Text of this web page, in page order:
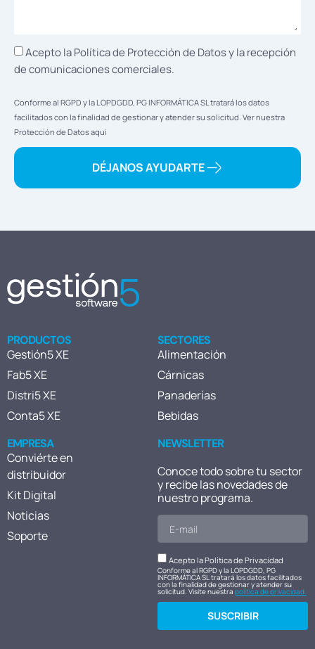
Acepto la Política de Protección de Datosy la recepción
de comunicaciones comerciales.
Conforme al RGPD y la LOPDGDD, PG INFORMÁTICA SL tratará los datos
facilitados con la finalidad de gestionar y atender su solicitud. Ver nuestra
Protección de Datosaqui
DÉJANOS AYUDARTE
PRODUCTOS
Gestión5 XE
Fab5 XE
Distri5 XE
Conta5 XE
SECTORES
Alimentación
Cárnicas
Panaderías
Bebidas
EMPRESA
Conviérte en
distribuidor
Kit Digital
Noticias
Soporte
NEWSLETTER
Conoce todo sobre tu sector
y recibe las novedades de
nuestro programa.
Acepto la Política de Privacidad
Conforme al RGPD y la LOPDGDD, PG
INFORMÁTICA SL tratará los datos facilitados
con la finalidad de gestionar y atender su
solicitud. Visite nuestra política de privacidad.
SUSCRIBIR